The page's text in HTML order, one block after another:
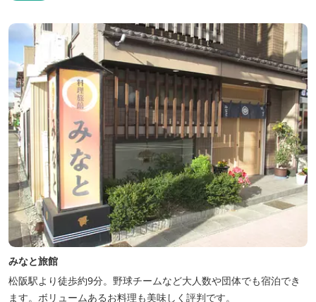
みなと旅館
松阪駅より徒歩約9分。野球チームなど大人数や団体でも宿泊でき
ます。ボリュームあるお料理も美味しく評判です。